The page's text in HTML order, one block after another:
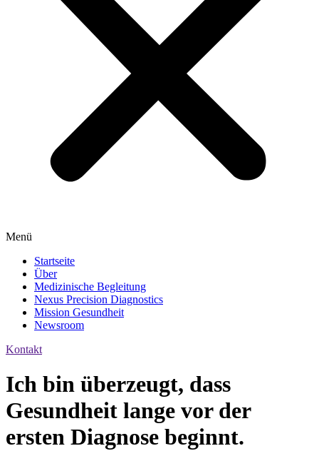
Menü
Startseite
Über
Medizinische Begleitung
Nexus Precision Diagnostics
Mission Gesundheit
Newsroom
Kontakt
Ich bin überzeugt, dass
Gesundheit lange vor der
ersten Diagnose beginnt.